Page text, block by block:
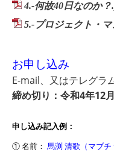
4.-何故40日なのか？
5.-プロジェクト・
お申し込み
E-mail、又はテレグラ
締め切り：令和4年12
申し込み記入例：
① 名前： 馬渕 清歌（マブチ